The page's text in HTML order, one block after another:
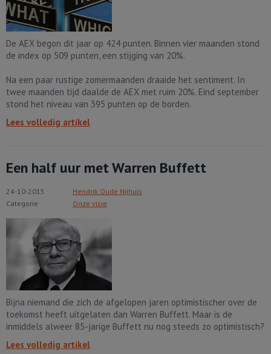
De AEX begon dit jaar op 424 punten. Binnen vier maanden stond
de index op 509 punten, een stijging van 20%.
Na een paar rustige zomermaanden draaide het sentiment. In
twee maanden tijd daalde de AEX met ruim 20%. Eind september
stond het niveau van 395 punten op de borden.
Lees volledig artikel
Een half uur met Warren Buffett
24-10-2015
Hendrik Oude Nijhuis
Categorie
Onze visie
Bijna niemand die zich de afgelopen jaren optimistischer over de
toekomst heeft uitgelaten dan Warren Buffett. Maar is de
inmiddels alweer 85-jarige Buffett nu nog steeds zo optimistisch?
Lees volledig artikel